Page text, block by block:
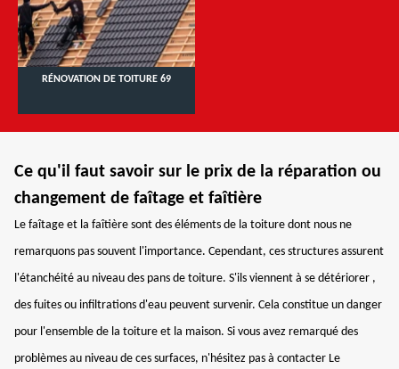
RÉNOVATION DE TOITURE 69
Ce qu'il faut savoir sur le prix de la réparation ou
changement de faîtage et faîtière
Le faîtage et la faîtière sont des éléments de la toiture dont nous ne
remarquons pas souvent l'importance. Cependant, ces structures assurent
l'étanchéité au niveau des pans de toiture. S'ils viennent à se détériorer ,
des fuites ou infiltrations d'eau peuvent survenir. Cela constitue un danger
pour l'ensemble de la toiture et la maison. Si vous avez remarqué des
problèmes au niveau de ces surfaces, n'hésitez pas à contacter Le